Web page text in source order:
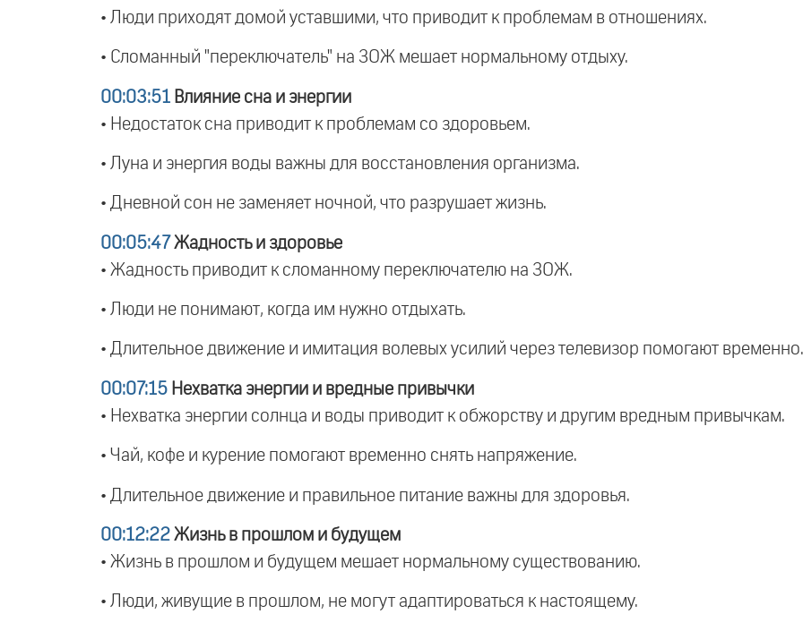
• Люди приходят домой уставшими, что приводит к проблемам в отношениях.
• Сломанный "переключатель" на ЗОЖ мешает нормальному отдыху.
00:03:51 Влияние сна и энергии
• Недостаток сна приводит к проблемам со здоровьем.
• Луна и энергия воды важны для восстановления организма.
• Дневной сон не заменяет ночной, что разрушает жизнь.
00:05:47 Жадность и здоровье
• Жадность приводит к сломанному переключателю на ЗОЖ.
• Люди не понимают, когда им нужно отдыхать.
• Длительное движение и имитация волевых усилий через телевизор помогают временно.
00:07:15 Нехватка энергии и вредные привычки
• Нехватка энергии солнца и воды приводит к обжорству и другим вредным привычкам.
• Чай, кофе и курение помогают временно снять напряжение.
• Длительное движение и правильное питание важны для здоровья.
00:12:22 Жизнь в прошлом и будущем
• Жизнь в прошлом и будущем мешает нормальному существованию.
• Люди, живущие в прошлом, не могут адаптироваться к настоящему.